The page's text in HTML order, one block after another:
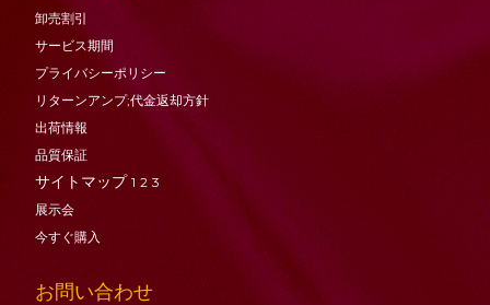
卸売割引
サービス期間
プライバシーポリシー
リターンアンプ;代金返却方針
出荷情報
品質保証
サイトマップ 1 2 3
展示会
今すぐ購入
お問い合わせ